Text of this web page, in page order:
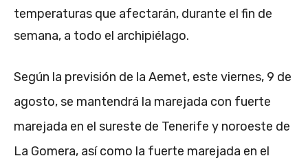
temperaturas que afectarán, durante el fin de
semana, a todo el archipiélago.
Según la previsión de la Aemet, este viernes, 9 de
agosto, se mantendrá la marejada con fuerte
marejada en el sureste de Tenerife y noroeste de
La Gomera, así como la fuerte marejada en el